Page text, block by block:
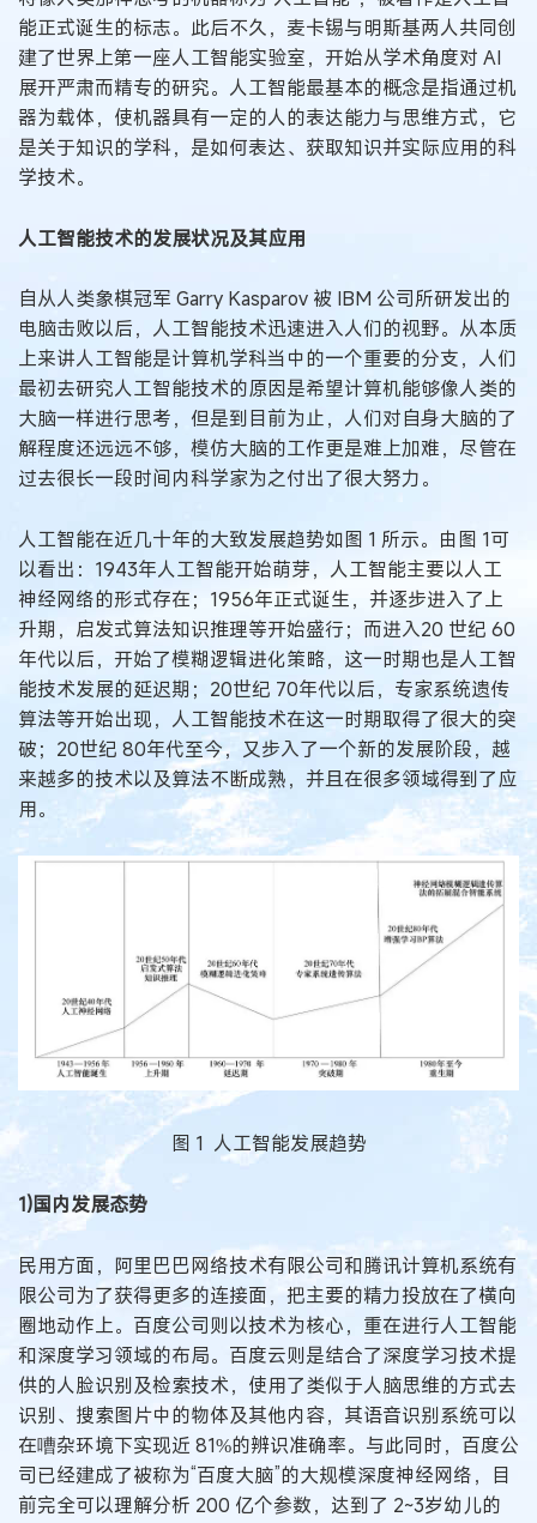
能正式诞生的标志。此后不久，麦卡锡与明斯基两人共同创
建了世界上第一座人工智能实验室，开始从学术角度对 AI
展开严肃而精专的研究。人工智能最基本的概念是指通过机
器为载体，使机器具有一定的人的表达能力与思维方式，它
是关于知识的学科，是如何表达、获取知识并实际应用的科
学技术。
人工智能技术的发展状况及其应用
自从人类象棋冠军 Garry Kasparov 被 IBM 公司所研发出的
电脑击败以后，人工智能技术迅速进入人们的视野。从本质
上来讲人工智能是计算机学科当中的一个重要的分支，人们
最初去研究人工智能技术的原因是希望计算机能够像人类的
大脑一样进行思考，但是到目前为止，人们对自身大脑的了
解程度还远远不够，模仿大脑的工作更是难上加难，尽管在
过去很长一段时间内科学家为之付出了很大努力。
人工智能在近几十年的大致发展趋势如图 1 所示。由图 1可
以看出：1943年人工智能开始萌芽，人工智能主要以人工
神经网络的形式存在；1956年正式诞生，并逐步进入了上
升期，启发式算法知识推理等开始盛行；而进入20 世纪 60
年代以后，开始了模糊逻辑进化策略，这一时期也是人工智
能技术发展的延迟期；20世纪 70年代以后，专家系统遗传
算法等开始出现，人工智能技术在这一时期取得了很大的突
破；20世纪 80年代至今，又步入了一个新的发展阶段，越
来越多的技术以及算法不断成熟，并且在很多领域得到了应
用。
图 1 人工智能发展趋势
1)国内发展态势
民用方面，阿里巴巴网络技术有限公司和腾讯计算机系统有
限公司为了获得更多的连接面，把主要的精力投放在了横向
圈地动作上。百度公司则以技术为核心，重在进行人工智能
和深度学习领域的布局。百度云则是结合了深度学习技术提
供的人脸识别及检索技术，使用了类似于人脑思维的方式去
识别、搜索图片中的物体及其他内容，其语音识别系统可以
在嘈杂环境下实现近 81%的辨识准确率。与此同时，百度公
司已经建成了被称为“百度大脑”的大规模深度神经网络，目
前完全可以理解分析 200 亿个参数，达到了 2~3岁幼儿的